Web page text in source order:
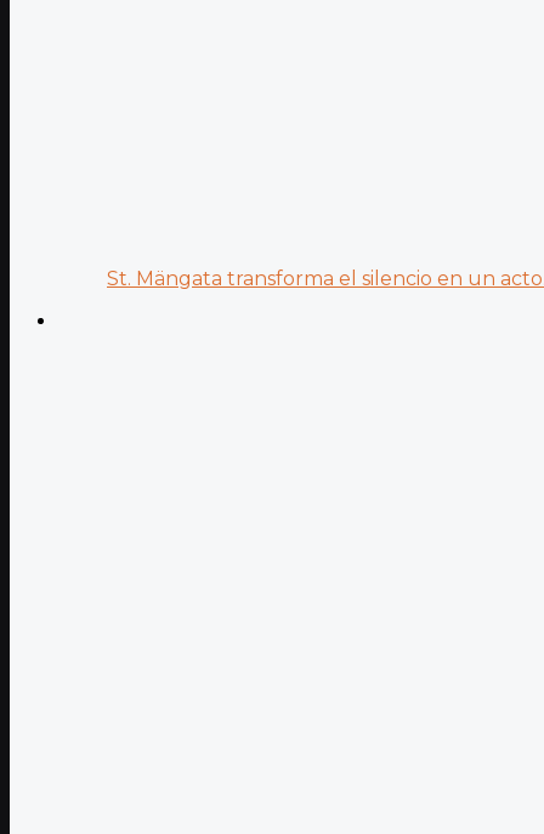
St. Mängata transforma el silencio en un